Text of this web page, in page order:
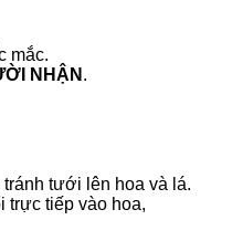
mắc.
NHẬN .
tưới lên hoa và lá.
trực tiếp vào hoa,